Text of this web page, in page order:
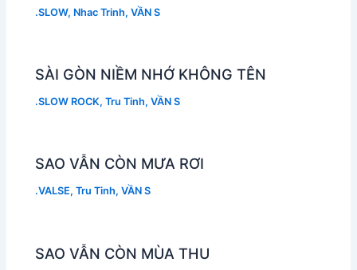
.SLOW, Nhac Trinh,VẦN S
SÀI GÒN NIỀM NHỚ KHÔNG TÊN
.SLOW ROCK,Tru Tinh,VẦN S
SAO VẪN CÒN MƯA RƠI
.VALSE,Tru Tinh,VẦN S
SAO VẪN CÒN MÙA THU